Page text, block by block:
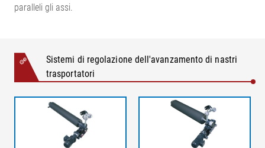
paralleli gli assi.
Sistemi di regolazione dell'avanzamento di nastri
trasportatori